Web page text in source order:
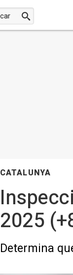
CATALUNYA
2025
Determina